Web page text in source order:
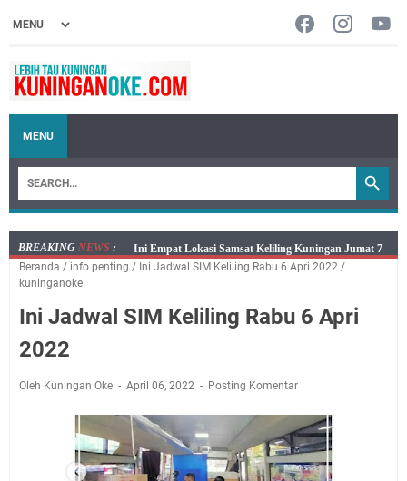
MENU
BREAKING NEWS :
Jumat 7 Agustus 2026 Mobil SIM Keliling Ada di
Kecamatan Sindangagung
Dicabut Dari Hidupmu, Kamu Akan Tetap Berjalan
juga Tempat Beristirahat yang Paling Menenangkan, Ini
Nobar Final Piala Presiden 2026 Bersama Kebo Bule
Sangat Seru
Warga Mulai Kesulitan Air Bersih Akibat Kekeringan,
Beranda / info penting / Ini Jadwal SIM Keliling Rabu 6 Apri 2022 /
kuninganoke
Ini Jadwal SIM Keliling Rabu 6 Apri
2022
Oleh Kuningan Oke April 06, 2022 Posting Komentar